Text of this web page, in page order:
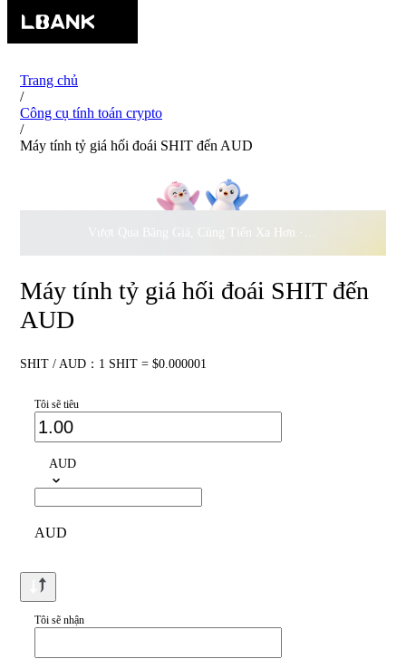
Trang chủ
/
Công cụ tính toán crypto
/
Máy tính tỷ giá hối đoái SHIT đến AUD
Vượt Qua Băng Giá, Cùng Tiến Xa Hơn ·500.000
Máy tính tỷ giá hối đoái SHIT đến
AUD
SHIT / AUD：1 SHIT = $0.000001
Tôi sẽ tiêu
AUD
AUD
Tôi sẽ nhận